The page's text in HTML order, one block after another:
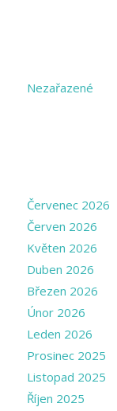
Nezařazené
Červenec 2026
Červen 2026
Květen 2026
Duben 2026
Březen 2026
Únor 2026
Leden 2026
Prosinec 2025
Listopad 2025
Říjen 2025